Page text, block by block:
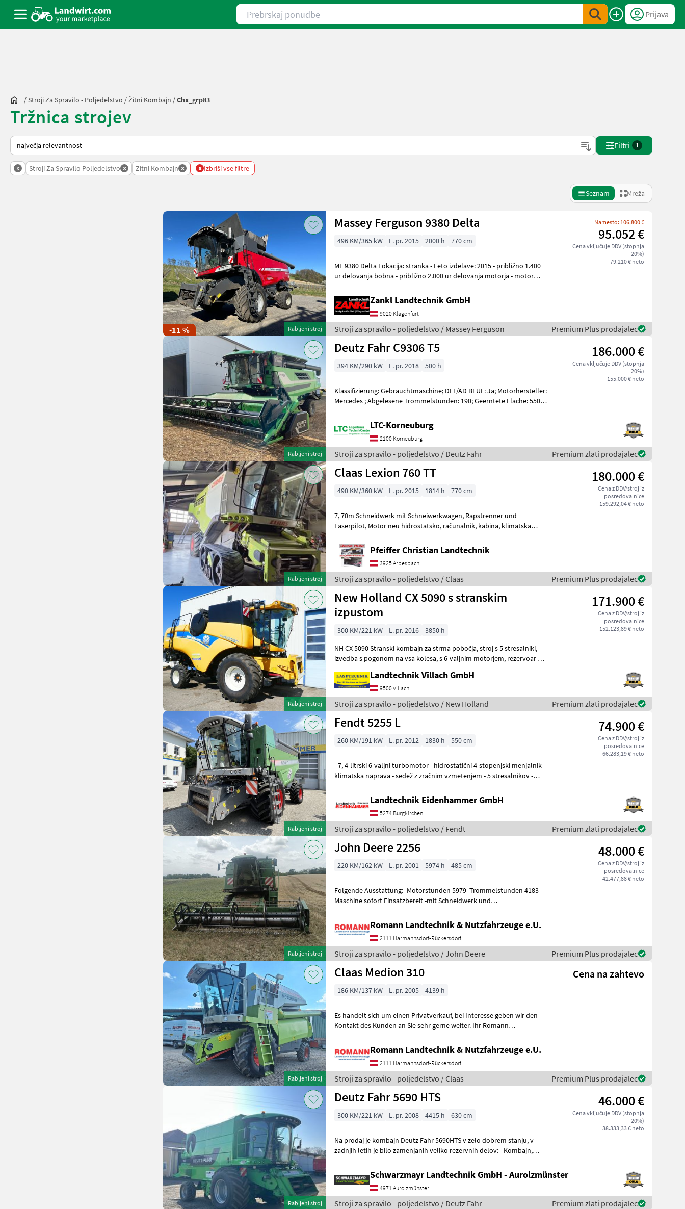
Prebrskaj ponudbe
Prijava
/Stroji Za Spravilo - Poljedelstvo /Žitni Kombajn /Chx_grp83
Tržnica strojev
Tako je razvrščeno na Landwirt.com
Filtri 1
x Stroji Za Spravilo Poljedelstvo x Zitni Kombajn x x Izbriši vse filtre
Seznam Mreža
-11 % Rabljeni stroj
Massey Ferguson 9380 Delta Namesto: 106.800 €
95.052 €
Cena vključuje DDV (stopnja
20%)
79.210 € neto
496 KM/365 kW L. pr. 2015 2000 h 770 cm
MF 9380 Delta Lokacija: stranka - Leto izdelave: 2015 - približno 1.400
ur delovanja bobna - približno 2.000 ur delovanja motorja - motor
Zankl Landtechnik GmbH
9020 Klagenfurt
Stroji za spravilo - poljedelstvo / Massey Ferguson Premium Plus prodajalec
Rabljeni stroj
Deutz Fahr C9306 T5 186.000 €
Cena vključuje DDV (stopnja
20%)
155.000 € neto
394 KM/290 kW L. pr. 2018 500 h
Klassifizierung: Gebrauchtmaschine; DEF/AD BLUE: Ja; Motorhersteller:
Mercedes ; Abgelesene Trommelstunden: 190; Geerntete Fläche: 550;
LTC-Korneuburg
2100 Korneuburg
Stroji za spravilo - poljedelstvo / Deutz Fahr Premium zlati prodajalec
Rabljeni stroj
Claas Lexion 760 TT 180.000 €
Cena z DDV/stroj iz
posredovalnice
159.292,04 € neto
490 KM/360 kW L. pr. 2015 1814 h 770 cm
7, 70m Schneidwerk mit Schneiwerkwagen, Rapstrenner und
Laserpilot, Motor neu hidrostatsko, računalnik, kabina, klimatska
Pfeiffer Christian Landtechnik
3925 Arbesbach
Stroji za spravilo - poljedelstvo / Claas Premium Plus prodajalec
Rabljeni stroj
New Holland CX 5090 s stranskim
izpustom
171.900 €
Cena z DDV/stroj iz
posredovalnice
152.123,89 € neto
300 KM/221 kW L. pr. 2016
3850 h
NH CX 5090 Stranski kombajn za strma pobočja, stroj s 5 stresalniki,
izvedba s pogonom na vsa kolesa, s 6-valjnim motorjem, rezervoar za
Landtechnik Villach GmbH
9500 Villach
Stroji za spravilo - poljedelstvo / New Holland Premium zlati prodajalec
Rabljeni stroj
Fendt 5255 L 74.900 €
Cena z DDV/stroj iz
posredovalnice
66.283,19 € neto
260 KM/191 kW L. pr. 2012 1830 h 550 cm
- 7, 4-litrski 6-valjni turbomotor - hidrostatični 4-stopenjski menjalnik -
klimatska naprava - sedež z zračnim vzmetenjem - 5 stresalnikov -
Landtechnik Eidenhammer GmbH
5274 Burgkirchen
Stroji za spravilo - poljedelstvo / Fendt Premium zlati prodajalec
Rabljeni stroj
John Deere 2256 48.000 €
Cena z DDV/stroj iz
posredovalnice
42.477,88 € neto
220 KM/162 kW L. pr. 2001 5974 h 485 cm
Folgende Ausstattung: -Motorstunden 5979 -Trommelstunden 4183 -
Maschine sofort Einsatzbereit -mit Schneidwerk und
Romann Landtechnik & Nutzfahrzeuge e.U.
2111 Harmannsdorf-Rückersdorf
Stroji za spravilo - poljedelstvo / John Deere Premium Plus prodajalec
Rabljeni stroj
Claas Medion 310 Cena na zahtevo
186 KM/137 kW L. pr. 2005 4139 h
Es handelt sich um einen Privatverkauf, bei Interesse geben wir den
Kontakt des Kunden an Sie sehr gerne weiter. Ihr Romann
Romann Landtechnik & Nutzfahrzeuge e.U.
2111 Harmannsdorf-Rückersdorf
Stroji za spravilo - poljedelstvo / Claas Premium Plus prodajalec
Rabljeni stroj
Deutz Fahr 5690 HTS 46.000 €
Cena vključuje DDV (stopnja
20%)
38.333,33 € neto
300 KM/221 kW L. pr. 2008 4415 h 630 cm
Na prodaj je kombajn Deutz Fahr 5690HTS v zelo dobrem stanju, v
zadnjih letih je bilo zamenjanih veliko rezervnih delov: - Kombajn,
Schwarzmayr Landtechnik GmbH - Aurolzmünster
4971 Aurolzmünster
Stroji za spravilo - poljedelstvo / Deutz Fahr Premium zlati prodajalec